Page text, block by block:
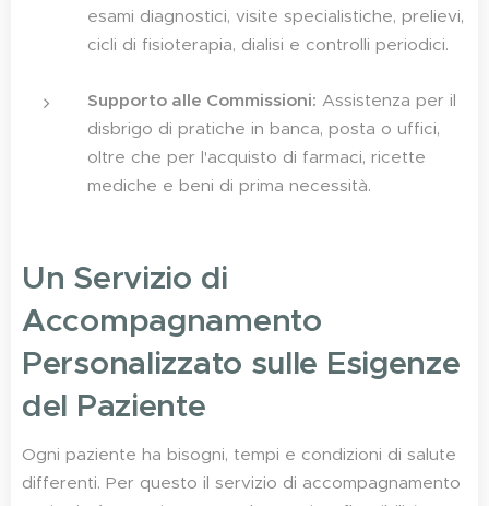
esami diagnostici, visite specialistiche, prelievi,
cicli di fisioterapia, dialisi e controlli periodici.
Supporto alle Commissioni: Assistenza per il
disbrigo di pratiche in banca, posta o uffici,
oltre che per l'acquisto di farmaci, ricette
mediche e beni di prima necessità.
Un Servizio di
Accompagnamento
Personalizzato sulle Esigenze
del Paziente
Ogni paziente ha bisogni, tempi e condizioni di salute
differenti. Per questo il servizio di accompagnamento